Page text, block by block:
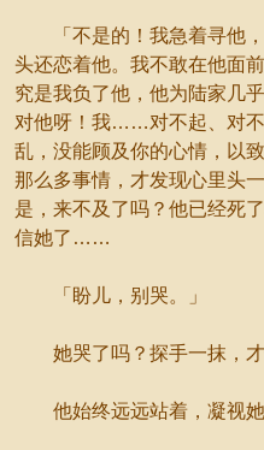
「不是的！我急着寻他，
头还恋着他。我不敢在他面
究是我负了他，他为陆家几
对他呀！我……对不起、对
乱，没能顾及你的心情，以
那么多事情，才发现心里头
是，来不及了吗？他已经死
信她了……
「盼儿，别哭。」
她哭了吗？探手一抹，才
他始终远远站着，凝视她